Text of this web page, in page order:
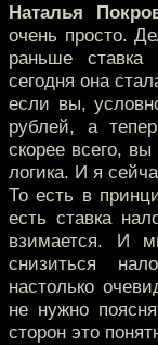
Наталья
очень просто.
раньше
сегодня она
если вы,
рублей, а
скорее всего,
логика. И я
То есть в
есть ставка
взимается. И
снизиться
настолько
не нужно
сторон это